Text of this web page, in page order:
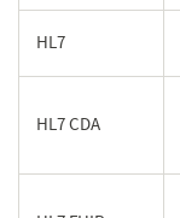
HL7
HL7 CDA